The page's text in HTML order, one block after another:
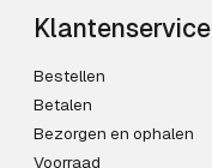
Klantenservice
Bestellen
Betalen
Bezorgen en ophalen
Voorraad